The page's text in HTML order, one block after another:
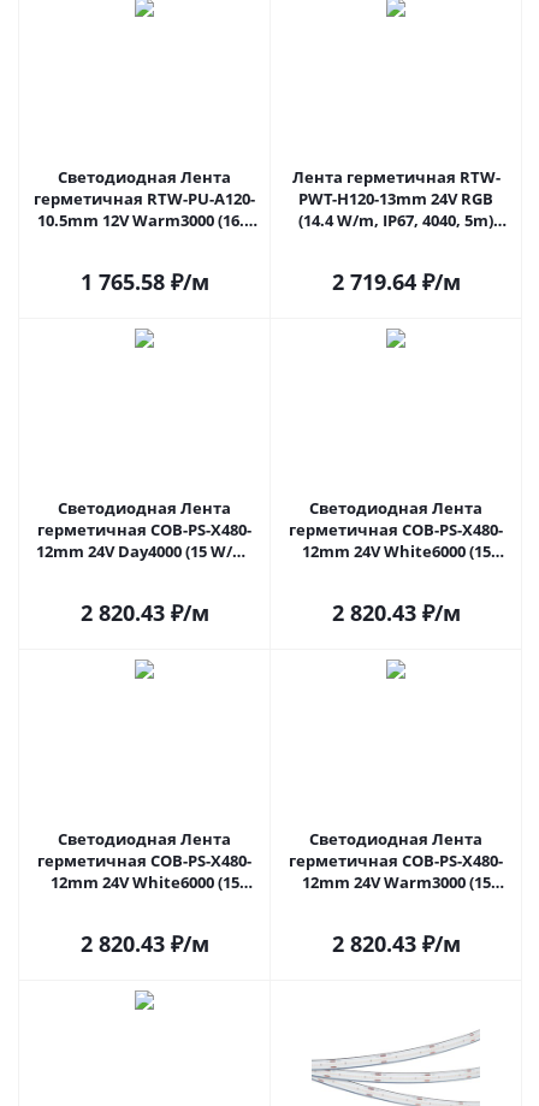
Светодиодная Лента
герметичная RTW-PU-A120-
10.5mm 12V Warm3000 (16.8
1 765.58₽/м
Лента герметичная RTW-
PWT-H120-13mm 24V RGB
(14.4 W/m, IP67, 4040, 5m)
2 719.64₽/м
Светодиодная Лента
герметичная COB-PS-X480-
12mm 24V Day4000 (15 W/m,
2 820.43₽/м
Светодиодная Лента
герметичная COB-PS-X480-
12mm 24V White6000 (15
2 820.43₽/м
Светодиодная Лента
герметичная COB-PS-X480-
12mm 24V White6000 (15
2 820.43₽/м
Светодиодная Лента
герметичная COB-PS-X480-
12mm 24V Warm3000 (15
2 820.43₽/м